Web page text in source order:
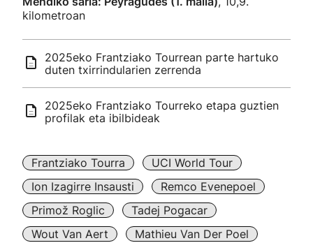
kilometroan
2025eko Frantziako Tourrean parte hartuko
duten txirrindularien zerrenda
2025eko Frantziako Tourreko etapa guztien
profilak eta ibilbideak
Frantziako Tourra
UCI World Tour
Ion Izagirre Insausti
Remco Evenepoel
Primož Roglic
Tadej Pogacar
Wout Van Aert
Mathieu Van Der Poel